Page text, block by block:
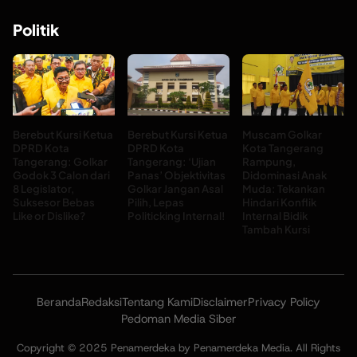
Politik
Berebut Kursi Ketua
DPRD Kota
Tangerang: Golkar
Godok 3 Calon dari
8 Legislator,
Suksesor Bebas
Like or Dislike?
Berebut Kursi Ketua
DPRD Kota
Tangerang: ‘Ujian
Panas’ Objektivitas
Golkar Jangan Asal
Pilih, Lepas
Politicking Internal!
Muscam Golkar
Kota Tangerang
Rampung,
Didominasi Anak
Muda: Tekankan
Hindari Konflik
Internal Bidik
Tambah Kursi
BerandaRedaksiTentang KamiDisclaimerPrivacy Policy
Pedoman Media Siber
Copyright © 2025 Penamerdeka by Penamerdeka Media. All Rights